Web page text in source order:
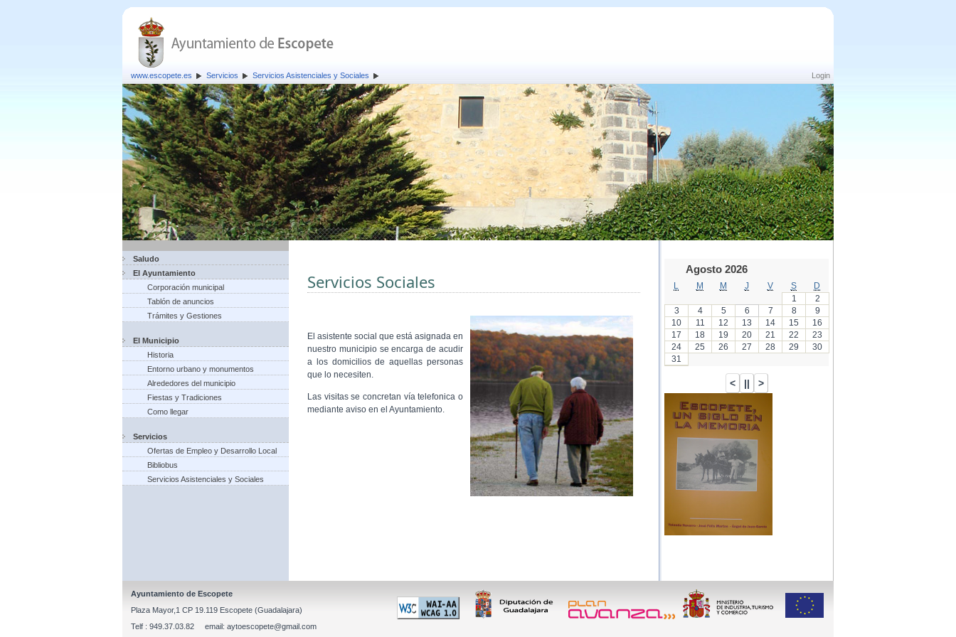
Login
www.escopete.es Servicios Servicios Asistenciales y Sociales
Saludo
El Ayuntamiento
Corporación municipal
Tablón de anuncios
Trámites y Gestiones
El Municipio
Historia
Entorno urbano y monumentos
Alrededores del municipio
Fiestas y Tradiciones
Como llegar
Servicios
Ofertas de Empleo y Desarrollo Local
Bibliobus
Servicios Asistenciales y Sociales
Servicios Sociales
El asistente social que está asignada en
nuestro municipio se encarga de acudir
a los domicilios de aquellas personas
que lo necesiten.
Las visitas se concretan vía telefonica o
mediante aviso en el Ayuntamiento.
Agosto 2026
M M J V S
D
1
2
3
4 5 6 7 8
9
10
11 12 13 14 15
16
17
18 19 20 21 22
23
24
25 26 27 28 29
30
31
Ayuntamiento de Escopete
Plaza Mayor,1 CP 19.119 Escopete (Guadalajara)
Telf : 949.37.03.82 email: aytoescopete@gmail.com